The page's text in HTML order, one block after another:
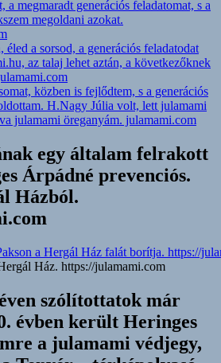
a megmaradt generációs feladatomat, s a
megoldani azokat.
éled a sorsod, a generációs feladatodat
az talaj lehet aztán, a következőknek
közben is fejlődtem, s a generációs
H.Nagy Júlia volt, lett julamami
julamami öreganyám. julamami.com
egy általam felrakott
Árpádné prevenciós.
Házból.
Ház. https://julamami.com
szólítottatok már
évben került Heringes
a julamami védjegy,